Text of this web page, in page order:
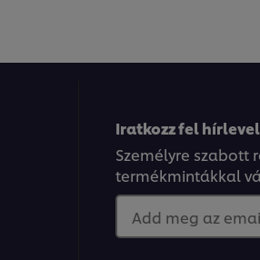
Iratkozz fel
Személyre szabott
termékmintákkal
Add meg az